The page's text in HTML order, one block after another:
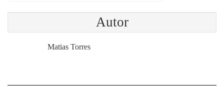
Autor
Matias Torres